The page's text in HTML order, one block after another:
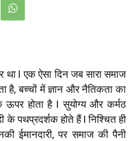
l एक ऐसा दिन जब सारा समाज
है, बच्चों में ज्ञान और नैतिकता का
ऊपर होता है l सुयोग्य और कर्मठ
के पथप्रदर्शक होते हैं l निश्चित ही
ईमानदारी, पर समाज की पैनी